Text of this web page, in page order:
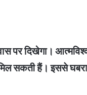
पर दिखेगा।
सकती हैं। इससे